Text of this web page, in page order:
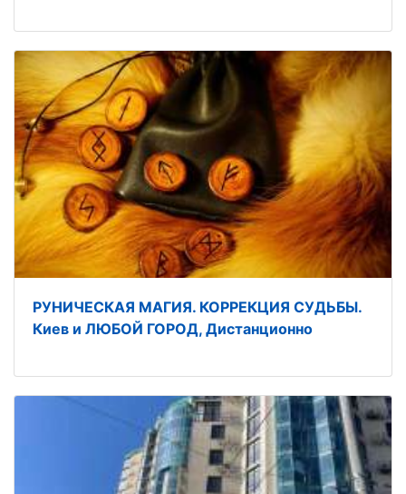
РУНИЧЕСКАЯ МАГИЯ. КОРРЕКЦИЯ СУДЬБЫ.
Киев и ЛЮБОЙ ГОРОД, Дистанционно